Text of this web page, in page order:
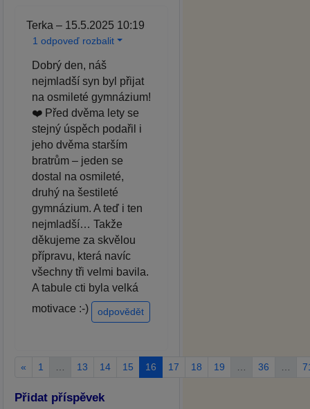
Terka – 15.5.2025 10:19
1 odpoveď rozbalit
Dobrý den, náš
nejmladší syn byl přijat
na osmileté gymnázium!
❤️ Před dvěma lety se
stejný úspěch podařil i
jeho dvěma starším
bratrům – jeden se
dostal na osmileté,
druhý na šestileté
gymnázium. A teď i ten
nejmladší… Takže
děkujeme za skvělou
přípravu, která navíc
všechny tři velmi bavila.
A tabule cti byla velká
motivace :-)
odpovědět
« 1 13 14 15 16 17 18 19 36
Přidat příspěvek